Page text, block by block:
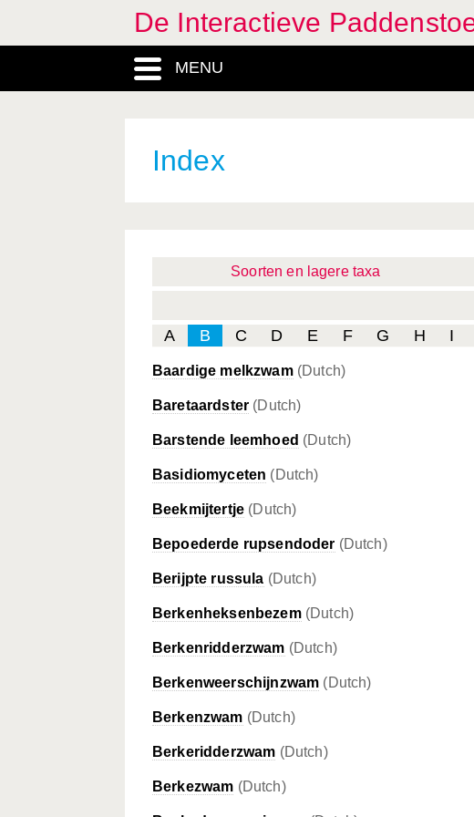
De Interactieve
MENU
Index
Soorten en lagere taxa
A B C D E F G H I
Baardige melkzwam(Dutch)
Baretaardster (Dutch)
Barstende leemhoed (Dutch)
Basidiomyceten (Dutch)
Beekmijtertje (Dutch)
Bepoederde rupsendoder (Dutch)
Berijpte russula (Dutch)
Berkenheksenbezem(Dutch)
Berkenridderzwam (Dutch)
Berkenweerschijnzwam (Dutch)
Berkenzwam (Dutch)
Berkeridderzwam (Dutch)
Berkezwam (Dutch)